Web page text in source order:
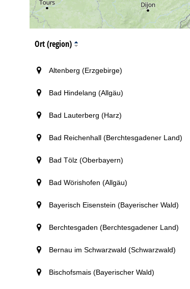
Ort (region)
Altenberg (Erzgebirge)
Bad Hindelang (Allgäu)
Bad Lauterberg (Harz)
Bad Reichenhall (Berchtesgadener Land)
Bad Tölz (Oberbayern)
Bad Wörishofen (Allgäu)
Bayerisch Eisenstein (Bayerischer Wald)
Berchtesgaden (Berchtesgadener Land)
Bernau im Schwarzwald (Schwarzwald)
Bischofsmais (Bayerischer Wald)